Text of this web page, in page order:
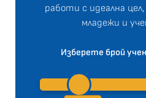
работи с идеална
младежи и
Изберете брой